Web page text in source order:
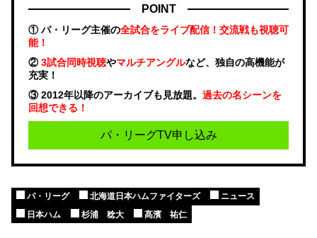
POINT
① パ・リーグ主催の全試合をライブ配信！交流戦も視聴可
能！
②3試合同時視聴やマルチアングルなど、独自の高機能が
充実！
③ 2012年以降のアーカイブも見放題。 過去の名シーンを
回想できる！
パ・リーグTV申し込み
パ・リーグ 北海道日本ハムファイターズ
ニュース
日本ハム
杉浦 稔大 髙濱 祐仁